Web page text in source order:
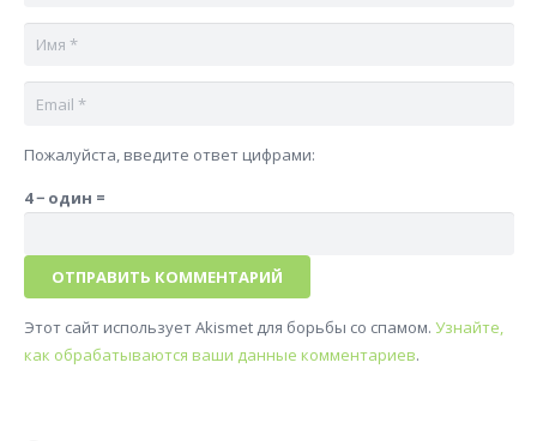
Пожалуйста, введите ответ цифрами:
4 − один =
ОТПРАВИТЬ КОММЕНТАРИЙ
Этот сайт использует Akismet для борьбы со спамом. Узнайте,
как обрабатываются ваши данные комментариев.